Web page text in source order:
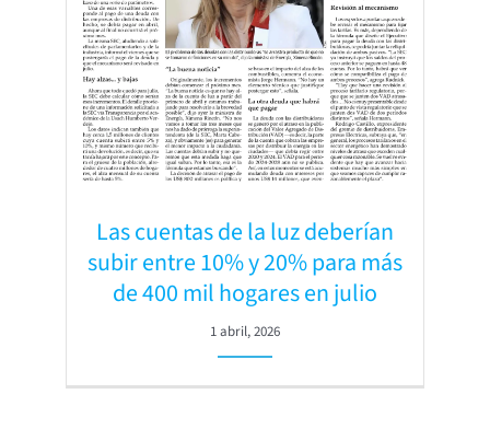
Las cuentas de la luz deberían
subir entre 10% y 20% para más
de 400 mil hogares en julio
1 abril, 2026